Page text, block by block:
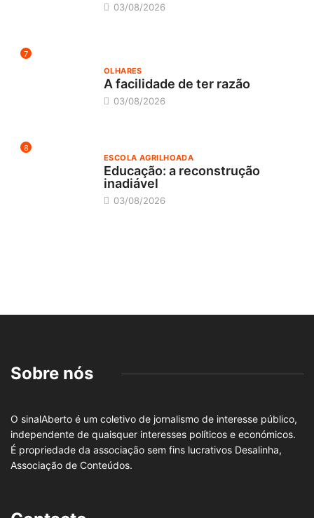
03/08/2026
7
OLHARES
A facilidade de ter razão
03/08/2026
8
ESCOLA AGRILHOADA
Educação: a reconstrução
inadiável
03/08/2026
Sobre nós
O sinalAberto é um coletivo de jornalismo de interesse público,
independente de quaisquer interesses políticos e económicos.
É propriedade da associação sem fins lucrativos Desalinha,
Associação de Conteúdos.